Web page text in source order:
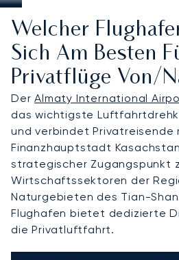
Welcher
Sich Am Besten
Privatflüge Von/
DerAlmaty International
das wichtigste
und verbindet Privatreisende
Finanzhauptstadt
strategischer Zugangspunkt
Wirtschaftssektoren der
Naturgebieten des Tian-
Flughafen bietet dedizierte
die Privatluftfahrt.